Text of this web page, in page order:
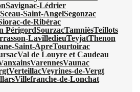
Savignac-Lédrier
Sceau-Saint-AngelSegonzac
de-Ribérac
PérigordSourzacTamnièsTeillots
LavilledieuTeyjatThenon
Saint-ApreTourtoirac
Val de Louyre et Caudeau
VarennesVaunac
VerteillacVeyrines-de-Vergt
Villefranche-de-Lonchat